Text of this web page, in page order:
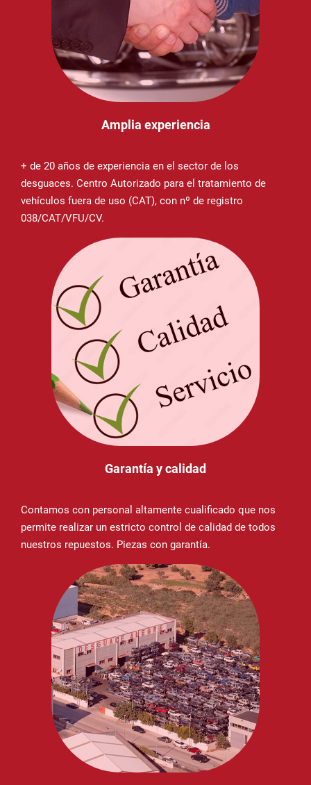
Amplia experiencia
+ de 20 años de experiencia en el sector de los
desguaces. Centro Autorizado para el tratamiento de
vehículos fuera de uso (CAT), con nº de registro
038/CAT/VFU/CV.
Garantía y calidad
Contamos con personal altamente cualificado que nos
permite realizar un estricto control de calidad de todos
nuestros repuestos. Piezas con garantía.